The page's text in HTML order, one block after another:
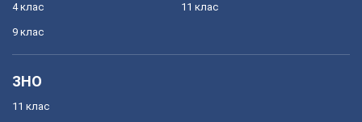
4 клас
9 клас
11 клас
ЗНО
11 клас